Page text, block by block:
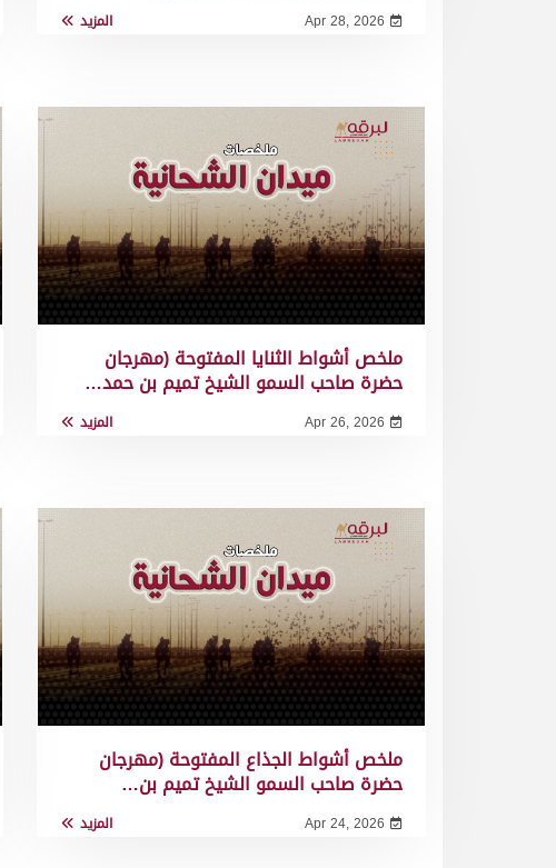
Apr 28, 2026 المزيد
ملخص أشواط الثنايا المفتوحة (مهرجان
حضرة صاحب السمو الشيخ تميم بن حمد…
Apr 26, 2026 المزيد
ملخص أشواط الجذاع المفتوحة (مهرجان
حضرة صاحب السمو الشيخ تميم بن…
Apr 24, 2026 المزيد